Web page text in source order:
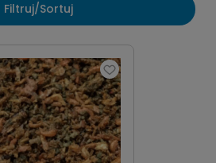
Filtruj/Sortuj